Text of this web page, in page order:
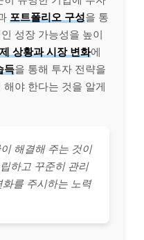
포트폴리오 구성을 통
성장 가능성을 높이
상황과 시장 변화에
득을 통해 투자 전략을
해야 한다는 것을 알게
해결해 주는 것이
하고 꾸준히 관리
를 주시하는 노력